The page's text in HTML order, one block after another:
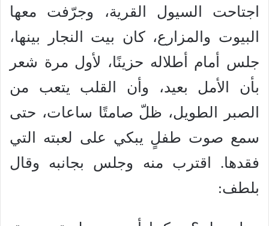
اجتاحت السيول القرية، وجرّفت معها
البيوت والمزارع، كان بيت النجار بينها،
جلس أمام أطلاله حزينًا، لأول مرة شعر
بأن الأمل بعيد، وأن القلب يتعب من
الصبر الطويل، ظلّ صامتًا ساعات، حتى
سمع صوت طفلٍ يبكي على لعبته التي
فقدها. اقترب منه وجلس بجانبه وقال
بلطف: